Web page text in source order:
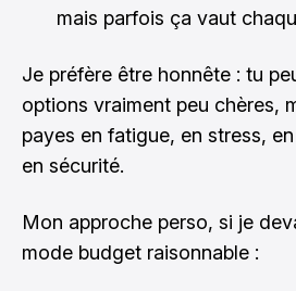
mais parfois ça vaut
Je préfère être honnête : tu
options vraiment peu chères,
payes en fatigue, en stress,
en sécurité.
Mon approche perso, si je
mode budget raisonnable :